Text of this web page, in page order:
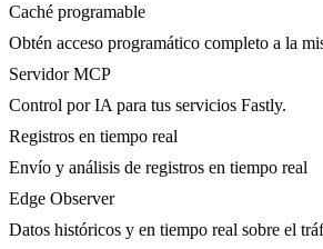
Caché programable
Obtén acceso programático completo a la
Servidor MCP
Control por IA para tus servicios Fastly.
Registros en tiempo real
Envío y análisis de registros en tiempo real
Edge Observer
Datos históricos y en tiempo real sobre el